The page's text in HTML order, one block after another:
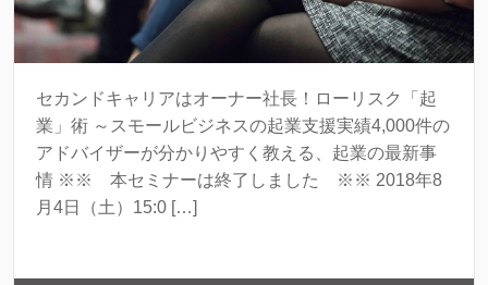
セカンドキャリアはオーナー社長！ローリスク「起
業」術 ～スモールビジネスの起業支援実績4,000件の
アドバイザーが分かりやすく教える、起業の最新事
情 ※※ 本セミナーは終了しました ※※ 2018年8
月4日（土）15:0 […]